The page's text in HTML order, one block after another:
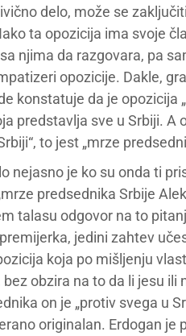
delo, može se
ta opozicija ima svoje
njima da razgovara, pa
opozicije. Dakle,
konstatuje da je opozicija
predstavlja sve u Srbiji. A
to jest „mrze
nejasno je ko su onda ti
predsednika Srbije
talasu odgovor na to
jedini zahtev
koja po mišljenju
obzira na to da li jesu ili
on je „protiv svega u
originalan. Erdogan je